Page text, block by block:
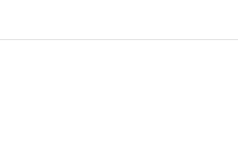
Federal y Estatal inician el